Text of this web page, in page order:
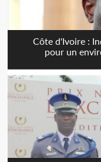
Côte d'Ivoire :
pour un